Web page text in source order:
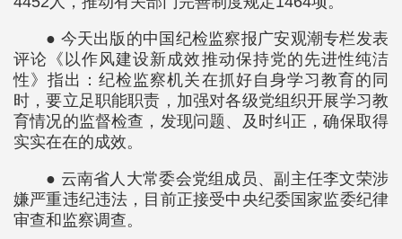
● 今天出版的中国纪检监察报广安观潮专栏发表
评论《以作风建设新成效推动保持党的先进性纯洁
性》指出：纪检监察机关在抓好自身学习教育的同
时，要立足职能职责，加强对各级党组织开展学习教
育情况的监督检查，发现问题、及时纠正，确保取得
实实在在的成效。
● 云南省人大常委会党组成员、副主任李文荣涉
嫌严重违纪违法，目前正接受中央纪委国家监委纪律
审查和监察调查。